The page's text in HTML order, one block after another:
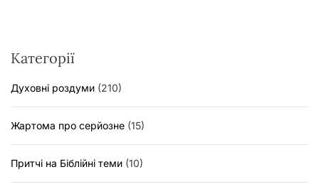
Категорії
Духовні роздуми (210)
Жартома про серйозне (15)
Притчі на Біблійні теми (10)